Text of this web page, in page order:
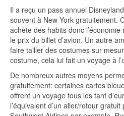
Il a reçu un pass annuel
souvent à New York gratuitement.
achète des habits donc
le prix du billet d’avion. Un autre
faire tailler des costumes sur
costume, cela lui fait un voyage à
De nombreux autres moyens
gratuitement: certaines cartes
offrent un voyage tous les tant
l’équivalent d’un aller/retour